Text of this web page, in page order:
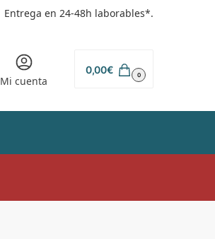
Entrega en 24-48h laborables*.
Mi cuenta
0,00€ 0